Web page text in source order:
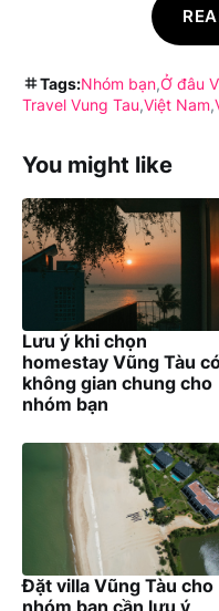
Tags:Nhóm bạn Ở đâu
Travel Vung Tau Việt Nam
You might like
Lưu ý khi chọn
homestay Vũng Tàu
không gian chung cho
nhóm bạn
Đặt villa Vũng Tàu cho